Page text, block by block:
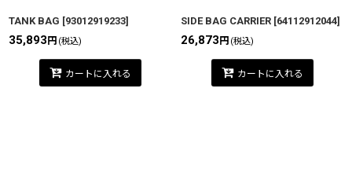
TANK BAG [93012919233]
35,893 円 (税込)
カートに入れる
SIDE BAG CARRIER [64112912044]
26,873 円 (税込)
カートに入れる